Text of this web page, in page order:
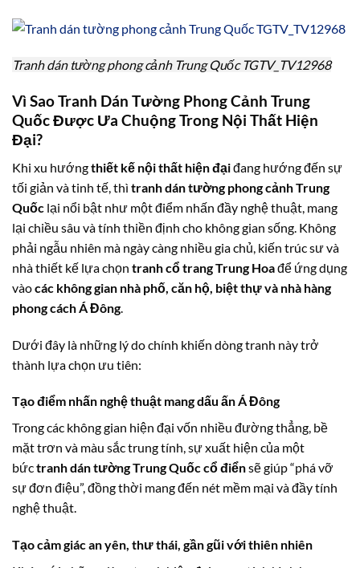
Tranh dán tường phong cảnh Trung Quốc TGTV_TV12968
Vì Sao Tranh Dán Tường Phong Cảnh Trung
Quốc Được Ưa Chuộng Trong Nội Thất Hiện
Đại?
Khi xu hướngthiết kế nội thất hiện đạiđang hướng đến sự
tối giản và tinh tế, thì tranh dán tường phong cảnh Trung
Quốc lại nổi bật như một điểm nhấn đầy nghệ thuật, mang
lại chiều sâu và tính thiền định cho không gian sống. Không
phải ngẫu nhiên mà ngày càng nhiều gia chủ, kiến trúc sư và
nhà thiết kế lựa chọn tranh cổ trang Trung Hoađể ứng dụng
vàocác không gian nhà phố, căn hộ, biệt thự và nhà hàng
phong cách Á Đông.
Dưới đây là những lý do chính khiến dòng tranh này trở
thành lựa chọn ưu tiên:
Tạo điểm nhấn nghệ thuật mang dấu ấn Á Đông
Trong các không gian hiện đại vốn nhiều đường thẳng, bề
mặt trơn và màu sắc trung tính, sự xuất hiện của một
bứctranh dán tường Trung Quốc cổ điểnsẽ giúp “phá vỡ
sự đơn điệu”, đồng thời mang đến nét mềm mại và đầy tính
nghệ thuật.
Tạo cảm giác an yên, thư thái, gần gũi với thiên nhiên